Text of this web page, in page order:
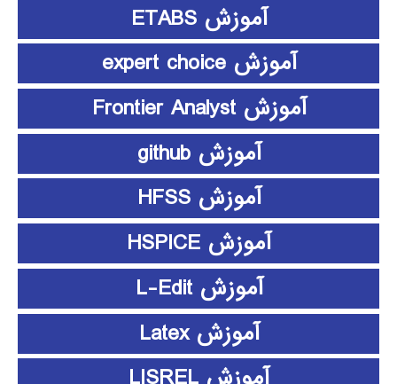
آموزش ETABS
آموزش expert choice
آموزش Frontier Analyst
آموزش github
آموزش HFSS
آموزش HSPICE
آموزش L-Edit
آموزش Latex